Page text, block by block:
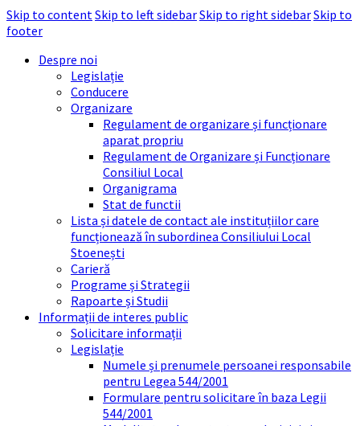
Skip to contentSkip to left sidebarSkip to right sidebarSkip to
footer
Despre noi
Legislație
Conducere
Organizare
Regulament de organizare și funcționare
aparat propriu
Regulament de Organizare și Funcționare
Consiliul Local
Organigrama
Stat de functii
Lista și datele de contact ale instituțiilor care
funcționează în subordinea Consiliului Local
Stoenești
Carieră
Programe și Strategii
Rapoarte și Studii
Informații de interes public
Solicitare informații
Legislație
Numele și prenumele persoanei responsabile
pentru Legea 544/2001
Formulare pentru solicitare în baza Legii
544/2001